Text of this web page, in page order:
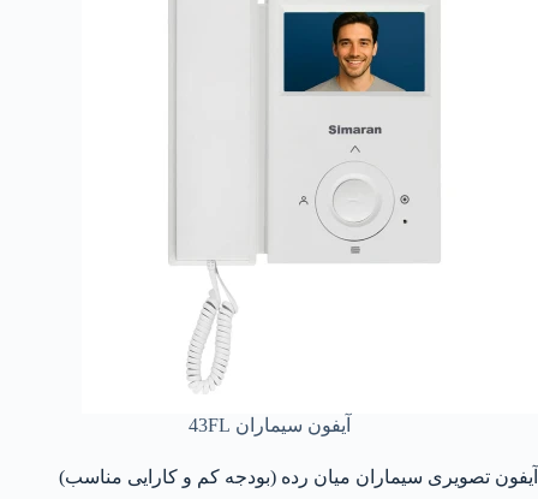
آیفون سیماران 43FL
آیفون تصویری سیماران میان رده (بودجه کم و کارایی مناسب)